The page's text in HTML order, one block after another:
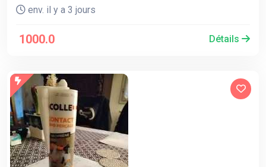
env. il y a 3 jours
1000.0 Détails